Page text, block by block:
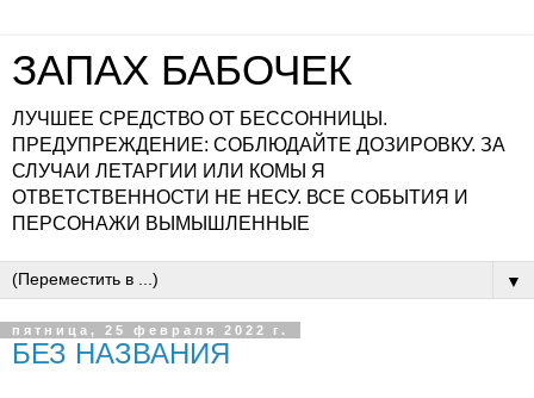
ЗАПАХ БАБОЧЕК
ЛУЧШЕЕ СРЕДСТВО ОТ БЕССОННИЦЫ.
ПРЕДУПРЕЖДЕНИЕ: СОБЛЮДАЙТЕ ДОЗИРОВКУ. ЗА
СЛУЧАИ ЛЕТАРГИИ ИЛИ КОМЫ Я
ОТВЕТСТВЕННОСТИ НЕ НЕСУ. ВСЕ СОБЫТИЯ И
ПЕРСОНАЖИ ВЫМЫШЛЕННЫЕ
▼
пятница, 25 февраля 2022 г.
БЕЗ НАЗВАНИЯ